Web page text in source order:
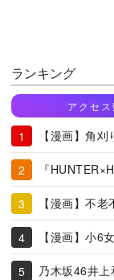
ランキング
アクセス
【漫画】角
『
【漫画】不
【漫画】小6
乃木坂46井